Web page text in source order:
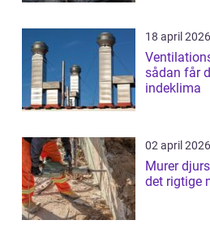
18 april 2026
sådan får
indeklima
02 april 2026
Murer djursland
det rigtige